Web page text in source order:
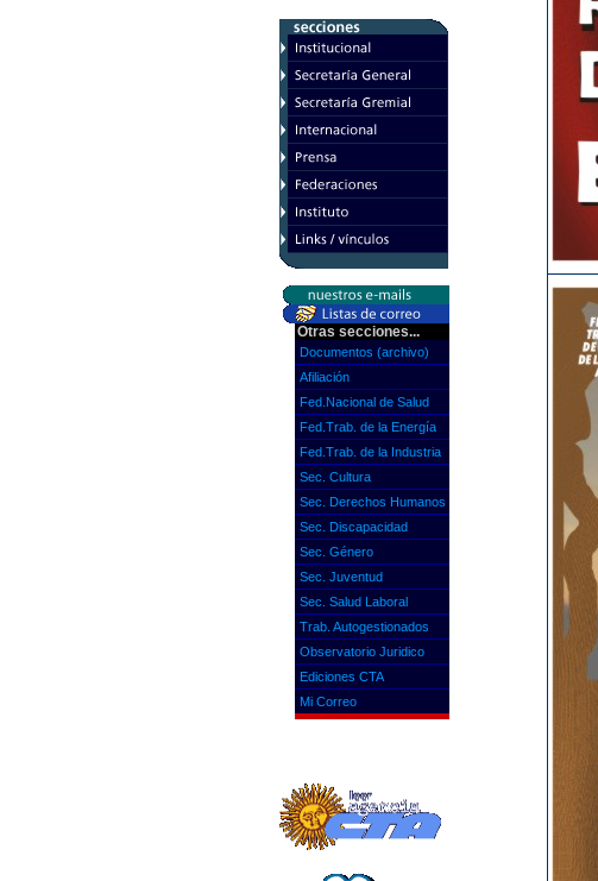
Otras secciones...
Documentos (archivo)
Afiliación
Fed.Nacional de Salud
Fed.Trab. de la Energía
Fed.Trab. de la Industria
Sec. Cultura
Sec. Derechos Humanos
Sec. Discapacidad
Sec. Género
Sec. Juventud
Sec. Salud Laboral
Trab. Autogestionados
Observatorio Juridico
Ediciones CTA
Mi Correo